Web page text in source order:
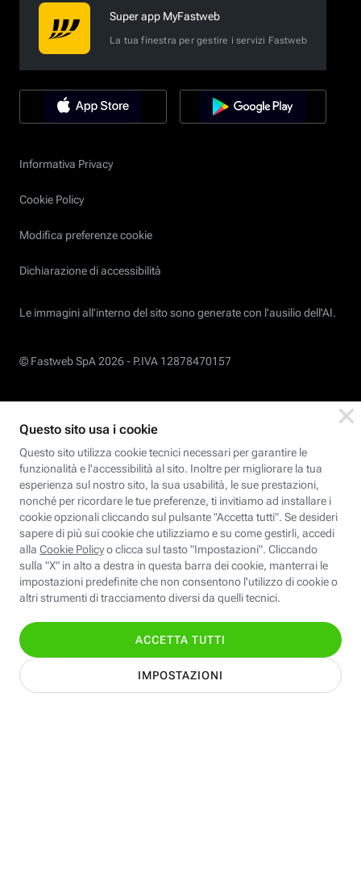
Super app MyFastweb
La tua finestra per gestire i servizi Fastweb
Informativa Privacy
Cookie Policy
Modifica preferenze cookie
Dichiarazione di accessibilità
Le immagini all’interno del sito sono generate con l'ausilio dell'AI.
© Fastweb SpA 2026 - P.IVA 12878470157